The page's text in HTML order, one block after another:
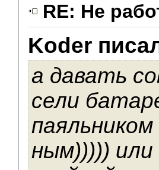
RE: Не
Koder
а давать
сели
ным)))))